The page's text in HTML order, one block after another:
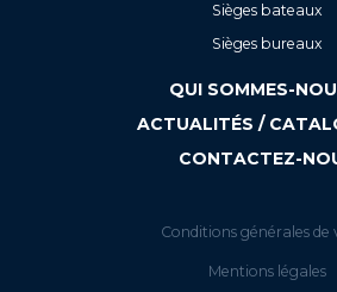
Sièges bateaux
Sièges bureaux
QUI SOMMES-
ACTUALITÉS /
CONTACTEZ-
Conditions générales de
Mentions légales